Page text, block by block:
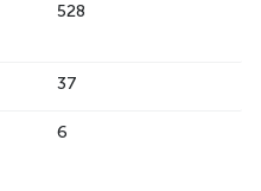
528
37
6